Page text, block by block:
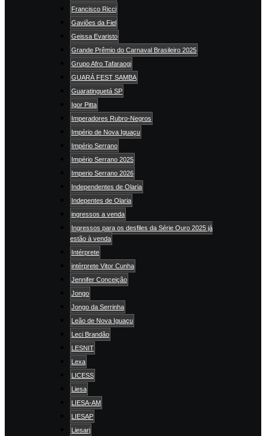
Francisco Ricci
Gaviões da Fiel
Geissa Evaristo
Grande Prêmio do Carnaval Brasileiro 2025
Grupo Afro Tafaraogi
GUARÁ FEST SAMBA
Guaratinguetá SP
Igor Pitta
Imperadores Rubro-Negros
Império de Nova Iguaçu
Império Serrano
Império Serrano 2025
Imperio Serrano 2026
Independentes de Olaria
Indepentes de Olaria
ingressos a venda
Ingressos para os desfiles da Série Ouro 2025 já
estão à venda
Intérprete
intérprete Vitor Cunha
Jennifer Conceição
Jongo
Jongo da Serrinha
Leão de Nova Iguaçu
Leci Brandão
LESNIT
Lexa
LICESS
Liesa
LIESA-AM
LIESAP
Liesarj